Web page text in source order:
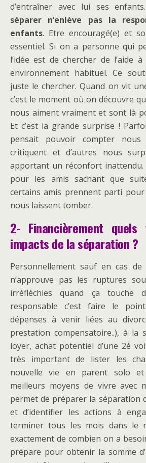
d’entraîner avec lui ses enfants.
séparer n’enlève pas la
enfants. Etre encouragé(e) et
essentiel. Si on a personne qui
l’idée est de chercher de l’aide
environnement habituel. Ce
juste le chercher. Quand on vit
c’est le moment où on découvre
nous aiment vraiment et sont là
Et c’est la grande surprise !
pensait pouvoir compter nous
critiquent et d’autres nous
apportant un réconfort inattendu.
pour les amis sachant que
certains amis prennent parti
nous laissent tomber.
2- Financièrement
impacts de la séparation ?
Personnellement sauf en cas
n’approuve pas les ruptures
irréfléchies quand ça touche
responsable c’est faire le
dépenses à venir liées au
prestation compensatoire..), à la
loyer, achat potentiel d’une 2è
très important de lister les
nouvelle vie en parent solo
meilleurs moyens de vivre avec
permet de préparer la séparation
et d’identifier les actions à
terminer tous les mois dans le
exactement de combien on a
prépare pour obtenir la somme